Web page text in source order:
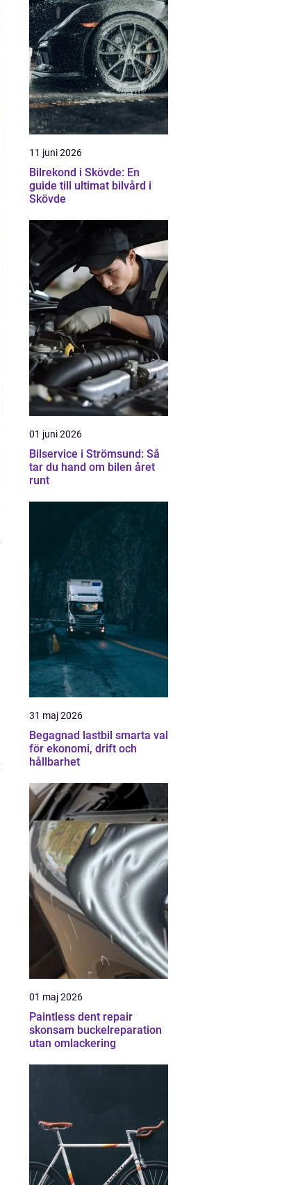
11 juni 2026
Bilrekond i Skövde: En
guide till ultimat bilvård i
Skövde
01 juni 2026
Bilservice i Strömsund: Så
tar du hand om bilen året
runt
31 maj 2026
Begagnad lastbil smarta val
för ekonomi, drift och
hållbarhet
01 maj 2026
Paintless dent repair
skonsam buckelreparation
utan omlackering